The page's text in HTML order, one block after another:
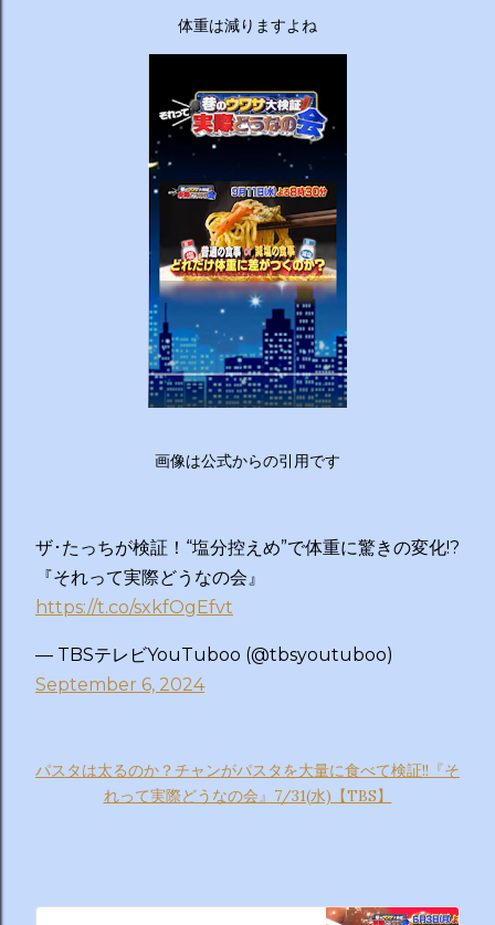
す。 消費しきれずに余ったエネルギーは、万が一の飢餓に備
えるための「脂肪」として身体に蓄えられます。現代はいつ
にエネルギー過多になってしまいます。 🥗 2. 野菜を先に食
べるのは効果があるの？ 非常に効果があります。 （ベジタ
ブルファーストと呼ばれます） 野菜に含まれる食物繊維が、
後から入ってくる糖質...
体重は減りますよね
画像は公式からの引用です
ザ･たっちが検証！“塩分控えめ”で体重に驚きの変化!?
『それって実際どうなの会』
https://t.co/sxkfOgEfvt
— TBSテレビYouTuboo (@tbsyoutuboo)
September 6, 2024
パスタは太るのか？チャンがパスタを大量に食べて検証!!『そ
れって実際どうなの会』7/31(水)【TBS】